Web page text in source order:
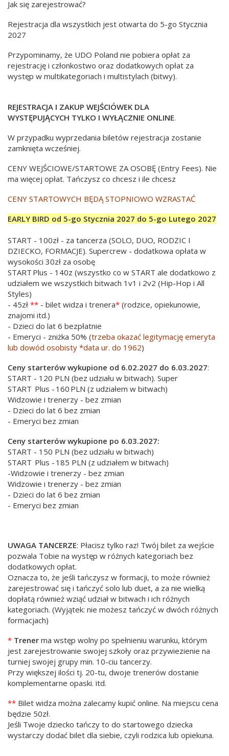
Jak się zarejestrować?
Rejestracja dla wszystkich jest otwarta do 5-go Stycznia
2027
Przypominamy, że UDO Poland nie pobiera opłat za
rejestrację i członkostwo oraz dodatkowych opłat za
występ w multikategoriach i multistylach (bitwy).
REJESTRACJA I ZAKUP WEJŚCIÓWEK DLA
WYSTĘPUJĄCYCH TYLKO I WYŁĄCZNIE ONLINE.
W przypadku wyprzedania biletów rejestracja zostanie
zamknięta wcześniej.
CENY WEJŚCIOWE/STARTOWE ZA OSOBĘ (Entry Fees). Nie
ma więcej opłat. Tańczysz co chcesz i ile chcesz
CENY STARTOWYCH BĘDĄ STOPNIOWO WZRASTAĆ
EARLY BIRD od 5-go Stycznia 2027 do 5-go Lutego 2027
START - 100zł - za tancerza (SOLO, DUO, RODZIC I
DZIECKO, FORMACJE). Supercrew - dodatkowa opłata w
wysokości 30zł za osobę
START Plus - 140z (wszystko co w START ale dodatkowo z
udziałem we wszystkich bitwach 1v1 i 2v2 (Hip-Hop i All
Styles)
- 45zł ** - bilet widza i trenera* (rodzice, opiekunowie,
znajomi itd.)
- Dzieci do lat 6 bezpłatnie
- Emeryci - zniżka 50% (trzeba okazać legitymację emeryta
lub dowód osobisty *data ur. do 1962)
Ceny starterów wykupione od 6.02.2027 do 6.03.2027:
START - 120 PLN (bez udziału w bitwach). Super
START Plus - 160 PLN (z udziałem w bitwach)
Widzowie i trenerzy - bez zmian
- Dzieci do lat 6 bez zmian
- Emeryci bez zmian
Ceny starterów wykupione po 6.03.2027:
START - 150 PLN (bez udziału w bitwach)
START Plus - 185 PLN (z udziałem w bitwach)
-Widzowie i trenerzy - bez zmian
Widzowie i trenerzy - bez zmian
- Dzieci do lat 6 bez zmian
- Emeryci bez zmian
UWAGA TANCERZE: Płacisz tylko raz! Twój bilet za wejście
pozwala Tobie na występ w różnych kategoriach bez
dodatkowych opłat.
Oznacza to, że jeśli tańczysz w formacji, to może również
zarejestrować się i tańczyć solo lub duet, a za nie wielką
dopłatą również wziąć udział w bitwach i ich różnych
kategoriach. (Wyjątek: nie możesz tańczyć w dwóch różnych
formacjach)
* Trener ma wstęp wolny po spełnieniu warunku, którym
jest zarejestrowanie swojej szkoły oraz przywiezienie na
turniej swojej grupy min. 10-ciu tancerzy.
Przy większej ilości tj. 20-tu, dwoje trenerów dostanie
komplementarne opaski. itd.
** Bilet widza można zalecamy kupić online. Na miejscu cena
będzie 50zł.
Jeśli Twoje dziecko tańczy to do startowego dziecka
wystarczy dodać bilet dla siebie, czyli rodzica lub opiekuna.